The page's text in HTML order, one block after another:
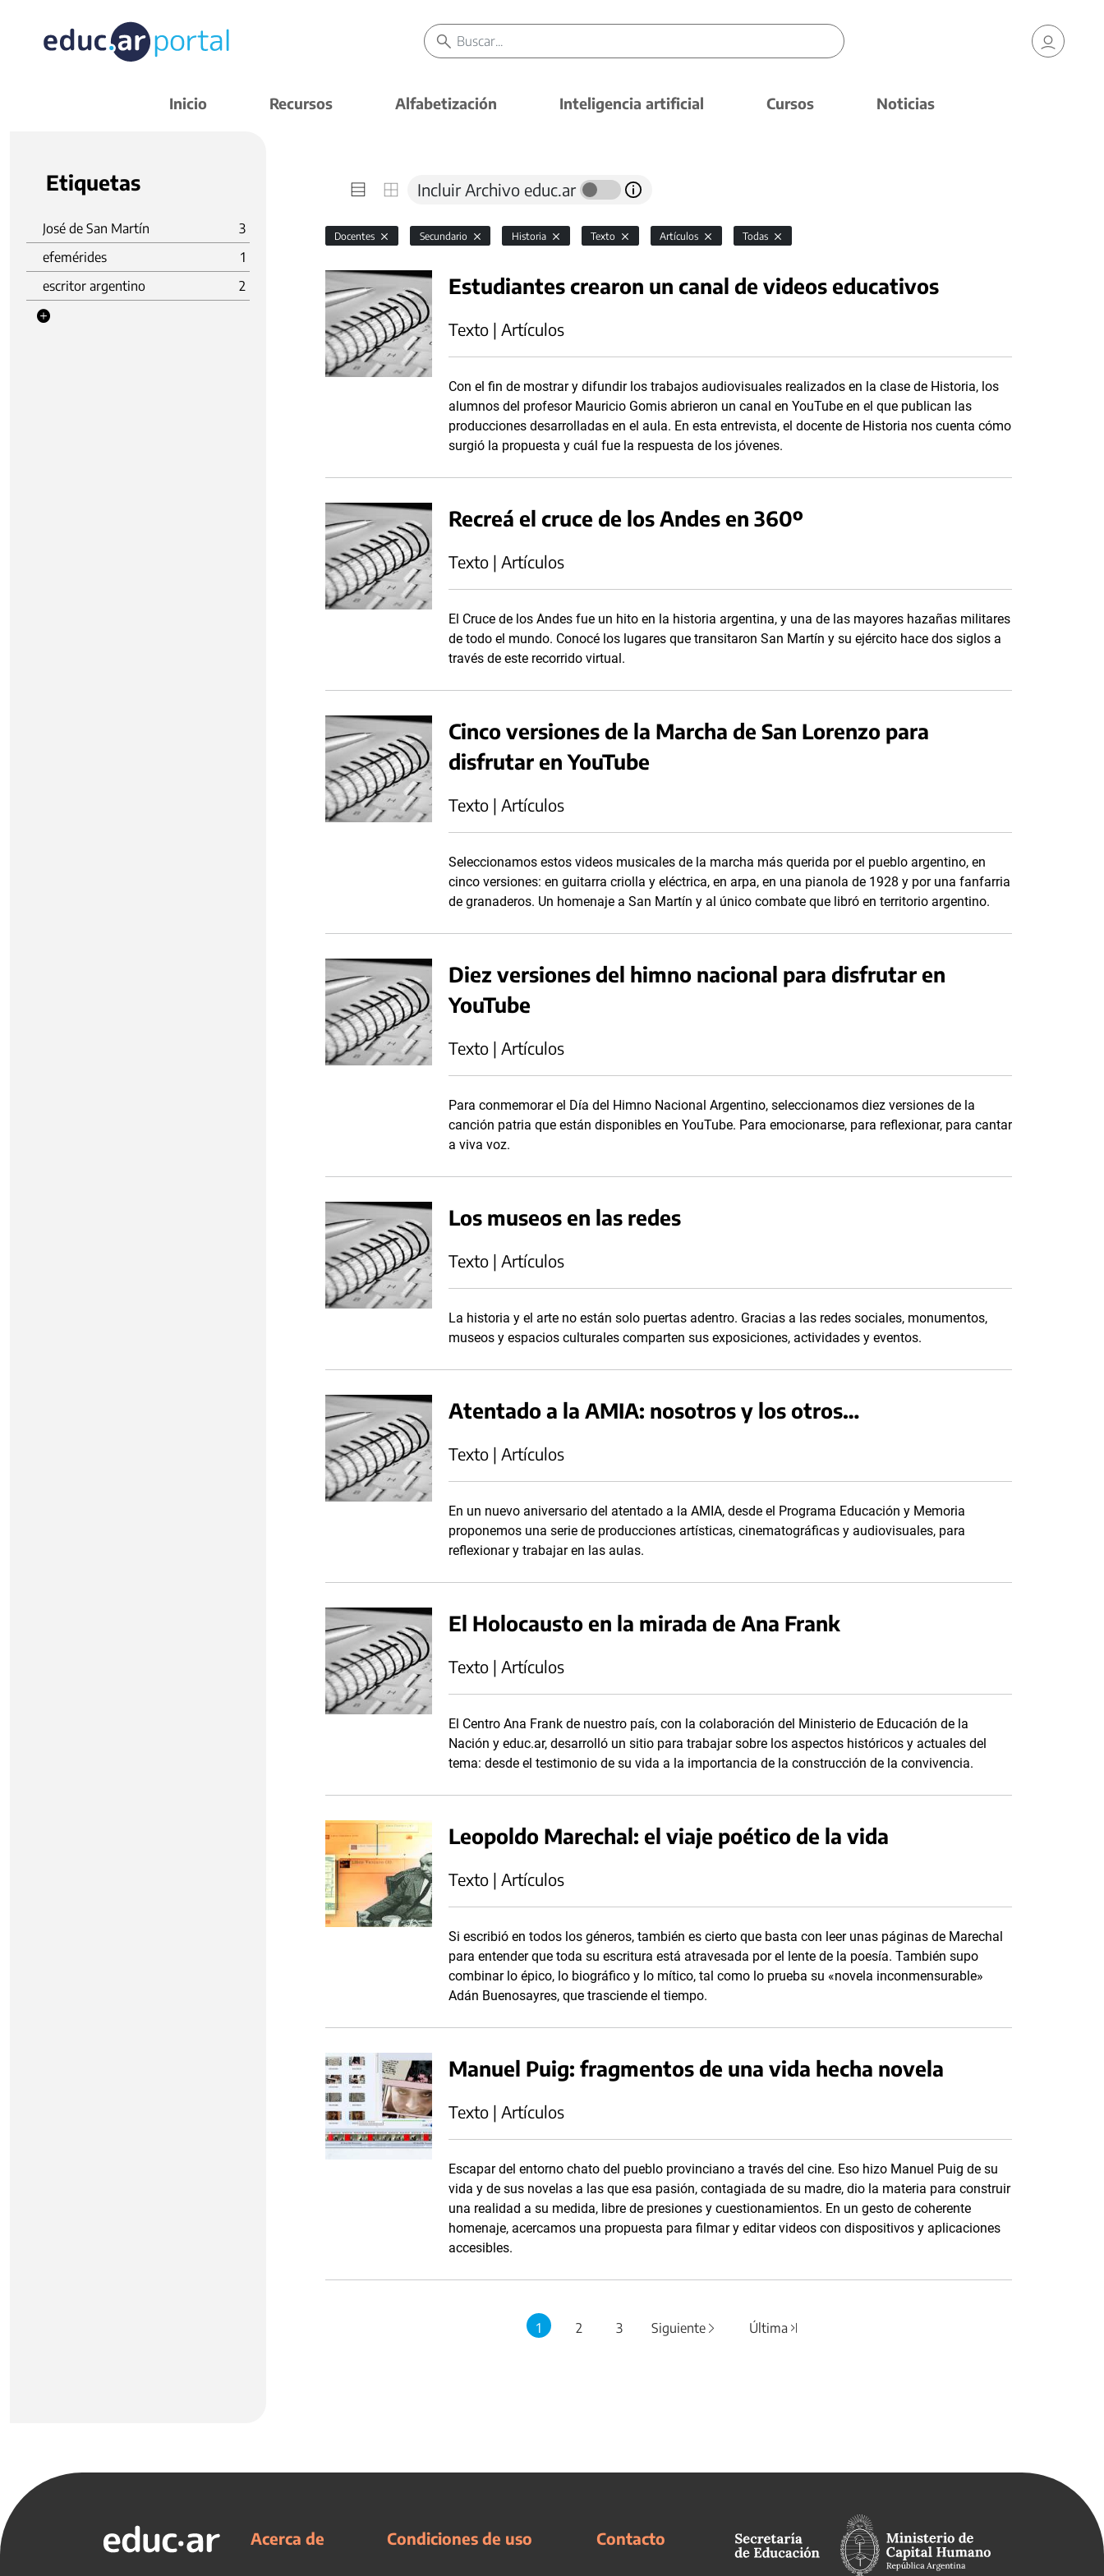
Inicio Recursos Alfabetización Inteligencia artificial Cursos Noticias
Etiquetas
José de San Martín
3
efemérides
1
escritor argentino
2
Incluir Archivo educ.ar
Docentes Secundario Historia Texto Artículos Todas
Estudiantes crearon un canal de videos educativos
Texto | Artículos
Con el fin de mostrar y difundir los trabajos audiovisuales realizados en la clase de Historia, los
alumnos del profesor Mauricio Gomis abrieron un canal en YouTube en el que publican las
producciones desarrolladas en el aula. En esta entrevista, el docente de Historia nos cuenta cómo
surgió la propuesta y cuál fue la respuesta de los jóvenes.
Recreá el cruce de los Andes en 360º
Texto | Artículos
El Cruce de los Andes fue un hito en la historia argentina, y una de las mayores hazañas militares
de todo el mundo. Conocé los lugares que transitaron San Martín y su ejército hace dos siglos a
través de este recorrido virtual.
Cinco versiones de la Marcha de San Lorenzo para
disfrutar en YouTube
Texto | Artículos
Seleccionamos estos videos musicales de la marcha más querida por el pueblo argentino, en
cinco versiones: en guitarra criolla y eléctrica, en arpa, en una pianola de 1928 y por una fanfarria
de granaderos. Un homenaje a San Martín y al único combate que libró en territorio argentino.
Diez versiones del himno nacional para disfrutar en
YouTube
Texto | Artículos
Para conmemorar el Día del Himno Nacional Argentino, seleccionamos diez versiones de la
canción patria que están disponibles en YouTube. Para emocionarse, para reflexionar, para cantar
a viva voz.
Los museos en las redes
Texto | Artículos
La historia y el arte no están solo puertas adentro. Gracias a las redes sociales, monumentos,
museos y espacios culturales comparten sus exposiciones, actividades y eventos.
Atentado a la AMIA: nosotros y los otros…
Texto | Artículos
En un nuevo aniversario del atentado a la AMIA, desde el Programa Educación y Memoria
proponemos una serie de producciones artísticas, cinematográficas y audiovisuales, para
reflexionar y trabajar en las aulas.
El Holocausto en la mirada de Ana Frank
Texto | Artículos
El Centro Ana Frank de nuestro país, con la colaboración del Ministerio de Educación de la
Nación y educ.ar, desarrolló un sitio para trabajar sobre los aspectos históricos y actuales del
tema: desde el testimonio de su vida a la importancia de la construcción de la convivencia.
Leopoldo Marechal: el viaje poético de la vida
Texto | Artículos
Si escribió en todos los géneros, también es cierto que basta con leer unas páginas de Marechal
para entender que toda su escritura está atravesada por el lente de la poesía. También supo
combinar lo épico, lo biográfico y lo mítico, tal como lo prueba su «novela inconmensurable»
Adán Buenosayres, que trasciende el tiempo.
Manuel Puig: fragmentos de una vida hecha novela
Texto | Artículos
Escapar del entorno chato del pueblo provinciano a través del cine. Eso hizo Manuel Puig de su
vida y de sus novelas a las que esa pasión, contagiada de su madre, dio la materia para construir
una realidad a su medida, libre de presiones y cuestionamientos. En un gesto de coherente
homenaje, acercamos una propuesta para filmar y editar videos con dispositivos y aplicaciones
accesibles.
1 2 3 Siguiente Última
Acerca de Condiciones de uso Contacto